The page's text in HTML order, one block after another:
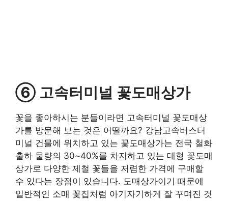
⑥ 고속터미널 꽃도매상가
꽃을 좋아하시는 분들이라면 고속터미널 꽃도매상
가를 방문해 보는 것은 어떨까요? 강남고속버스터
미널 건물에 위치하고 있는 꽃도매상가는 전국 철화
출하 물량의 30~40%를 차지하고 있는 대형 꽃도매
상가로 다양한 제철 꽃들을 저렴한 가격에 구매할
수 있다는 장점이 있습니다. 도매상가이기 때문에
일반적인 소매 꽃집처럼 아기자기하게 잘 꾸며진 것